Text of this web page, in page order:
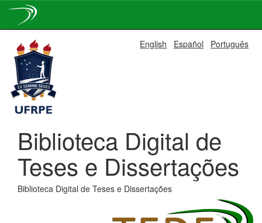
navigation
English Español Português
Biblioteca Digital de
Teses e Dissertações
Biblioteca Digital de Teses e Dissertações